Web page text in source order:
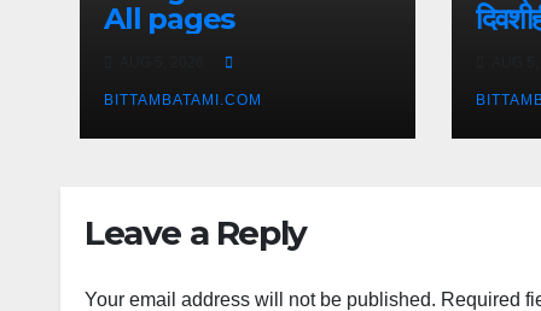
All pages
BITTAMBATAMI.COM
Leave a Reply
Your email address will not be published. Required